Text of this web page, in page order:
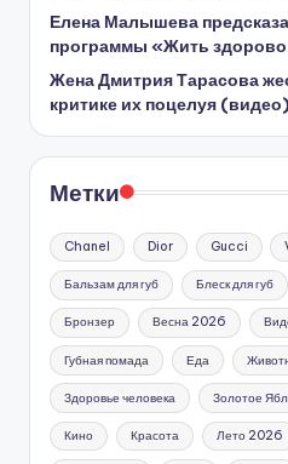
Елена Малышева
программы «Жить
Жена Дмитрия Тарасова
критике их поцелуя (видео)
Метки
Chanel Dior Gucci
Бальзам для губ Блеск для губ
Бронзер Весна 2026
Губная помада Еда
Здоровье человека Золотое
Кино Красота Лето 2026